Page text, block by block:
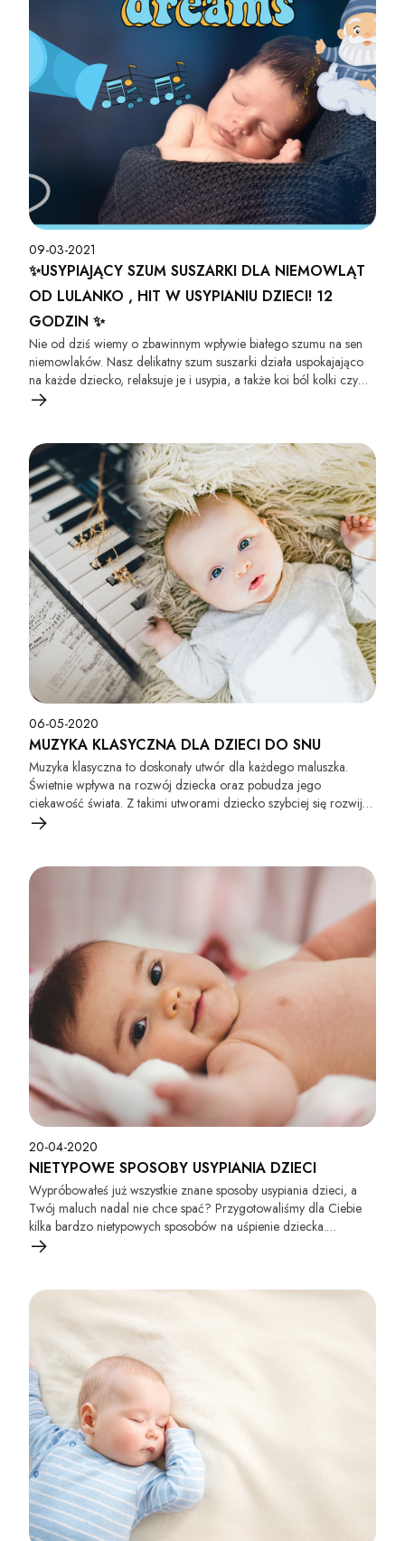
09-03-2021
✨USYPIAJĄCY SZUM SUSZARKI DLA NIEMOWLĄT
OD LULANKO , HIT W USYPIANIU DZIECI! 12
GODZIN ✨
Nie od dziś wiemy o zbawinnym wpływie białego szumu na sen
niemowlaków. Nasz delikatny szum suszarki działa uspokajająco
na każde dziecko, relaksuje je i usypia, a także koi ból kolki czy
ząbkowania.
06-05-2020
MUZYKA KLASYCZNA DLA DZIECI DO SNU
Muzyka klasyczna to doskonały utwór dla każdego maluszka.
Świetnie wpływa na rozwój dziecka oraz pobudza jego
ciekawość świata. Z takimi utworami dziecko szybciej się rozwija i
jest bardziej otwarte na świat.
20-04-2020
NIETYPOWE SPOSOBY USYPIANIA DZIECI
Wypróbowałeś już wszystkie znane sposoby usypiania dzieci, a
Twój maluch nadal nie chce spać? Przygotowaliśmy dla Ciebie
kilka bardzo nietypowych sposobów na uśpienie dziecka.
Wypróbuj je, a przekonasz się jak usypianie dzieci może być